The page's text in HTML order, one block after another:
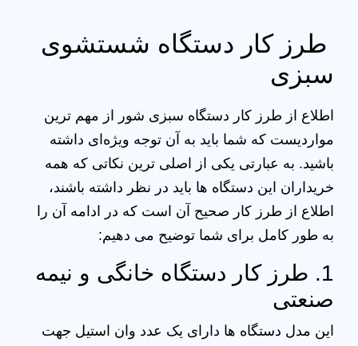
طرز کار دستگاه شستشوی
سبزی
اطلاع از طرز کار دستگاه سبزی شور از مهم ترین
مواردیست که شما باید به آن توجه ویژه‌ای داشته
باشید. به عبارتی یکی از اصلی‌ ترین نکاتی که همه
خریداران این دستگاه‌ ها باید در نظر داشته باشند،
اطلاع از طرز کار صحیح آن است که در ادامه آن را
به طور کامل برای شما توضیح می‌ دهیم:
1. طرز کار دستگاه خانگی و نیمه
صنعتی
این مدل دستگاه‌ ها دارای یک عدد وان استیل جهت